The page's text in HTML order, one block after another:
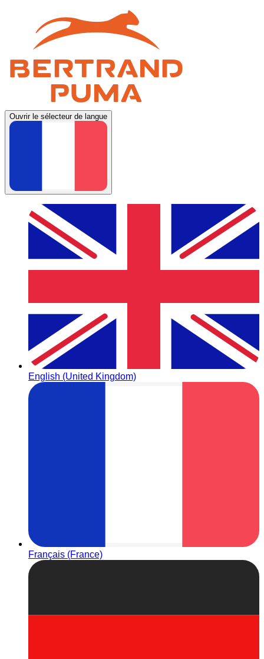
Ouvrir le sélecteur de langue
English (United Kingdom)
Français (France)